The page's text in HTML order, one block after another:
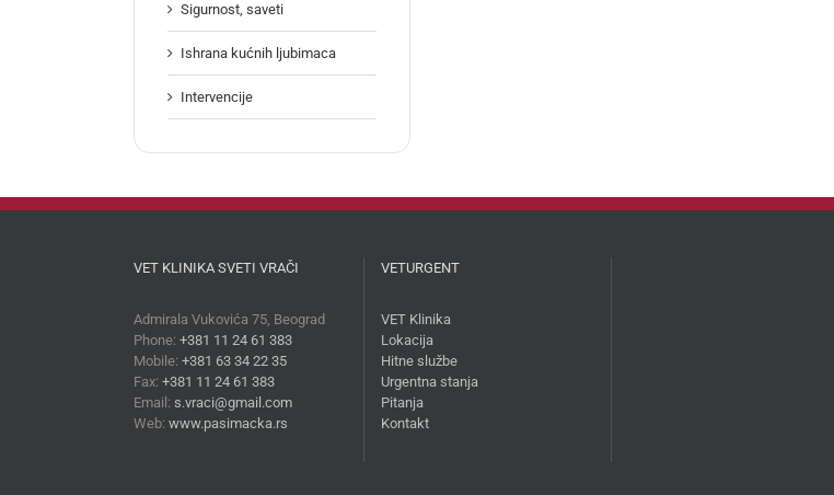
Sigurnost, saveti
Ishrana kućnih ljubimaca
Intervencije
VET KLINIKA SVETI VRAČI
Admirala Vukovića 75, Beograd
Phone: +381 11 24 61 383
Mobile: +381 63 34 22 35
Fax: +381 11 24 61 383
Email: s.vraci@gmail.com
Web: www.pasimacka.rs
VETURGENT
VET Klinika
Lokacija
Hitne službe
Urgentna stanja
Pitanja
Kontakt